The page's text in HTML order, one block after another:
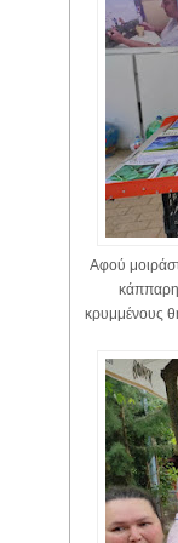
Αφού
κρυμμένους